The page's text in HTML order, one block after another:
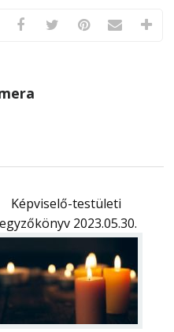
Képviselő-testületi
2023.05.30.